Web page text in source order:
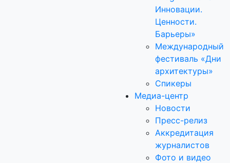
Инновации.
Ценности.
Барьеры»
Международный
фестиваль «Дни
архитектуры»
Спикеры
Медиа-центр
Новости
Пресс-релиз
Аккредитация
журналистов
Фото и видео